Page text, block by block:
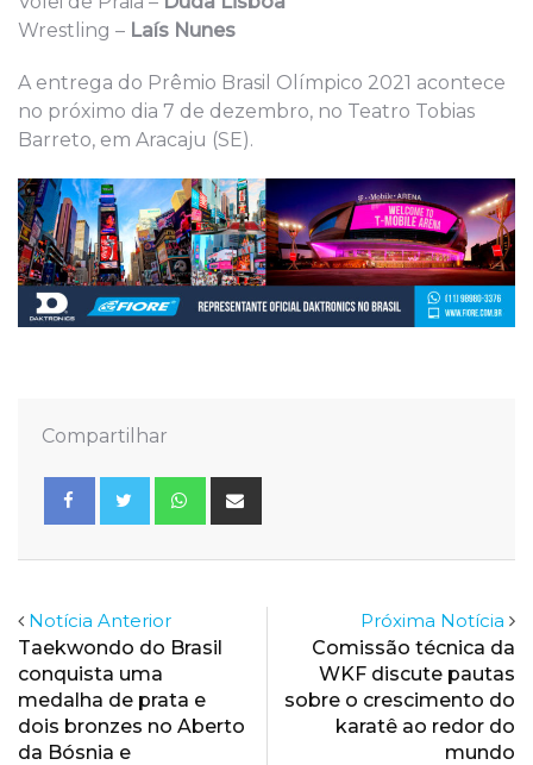
Wrestling – Laís Nunes
A entrega do Prêmio Brasil Olímpico 2021 acontece
no próximo dia 7 de dezembro, no Teatro Tobias
Barreto, em Aracaju (SE).
Compartilhar
Whatsapp
Notícia Anterior
Taekwondo do Brasil
conquista uma
medalha de prata e
dois bronzes no Aberto
da Bósnia e
Próxima Notícia
Comissão técnica da
WKF discute pautas
sobre o crescimento do
karatê ao redor do
mundo